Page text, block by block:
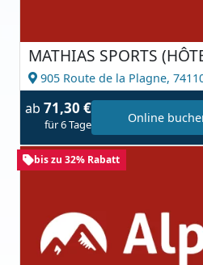
MATHIAS SPORTS
905 Route de la Plagne,
ab 71,30 €
für 6 Tage Online
bis zu 32% Rabatt